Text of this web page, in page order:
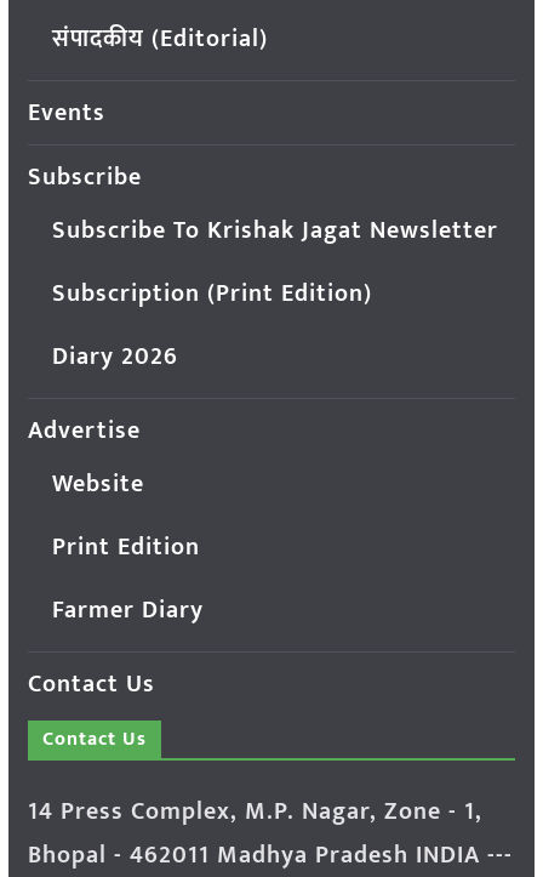
संपादकीय (Editorial)
Events
Subscribe
Subscribe To Krishak Jagat Newsletter
Subscription (Print Edition)
Diary 2026
Advertise
Website
Print Edition
Farmer Diary
Contact Us
Contact Us
14 Press Complex, M.P. Nagar, Zone - 1,
Bhopal - 462011 Madhya Pradesh INDIA ---